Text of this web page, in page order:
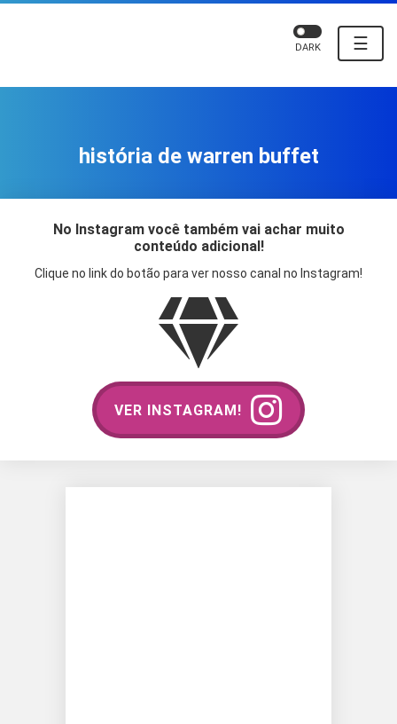
☰
DARK
história de warren buffet
No Instagram você também vai achar muito
conteúdo adicional!
Clique no link do botão para ver nosso canal no Instagram!
VER INSTAGRAM!